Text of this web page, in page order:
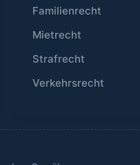
Familienrecht
Mietrecht
Strafrecht
Verkehrsrecht